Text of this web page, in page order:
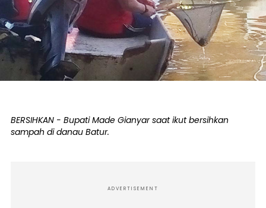
BERSIHKAN - Bupati Made Gianyar saat ikut bersihkan
sampah di danau Batur.
ADVERTISEMENT